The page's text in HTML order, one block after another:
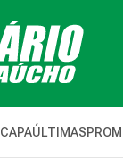
CAPAÚLTIMAS